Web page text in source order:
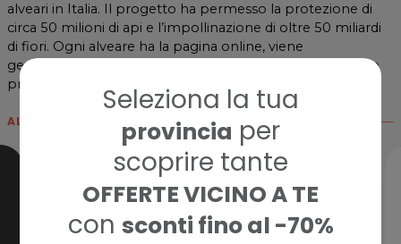
Seleziona la tua
provincia per
scoprire tante
OFFERTE VICINO A TE
con sconti fino al -70%
alveari in Italia. Il progetto ha permesso la protezione di
circa 50 milioni di api e l’impollinazione di oltre 50 miliardi
di fiori. Ogni alveare ha la pagina online, viene
geolocalizzato, fotografato, monitorato h24 e può essere
protetto o regalato.
ALTRE CARD